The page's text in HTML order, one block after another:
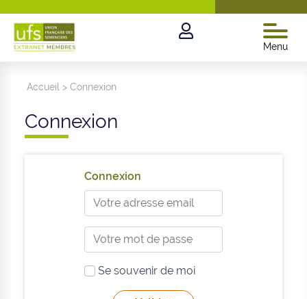
Menu
Accueil >Connexion
Connexion
Connexion
Se souvenir de moi